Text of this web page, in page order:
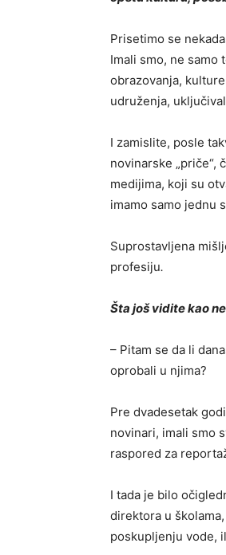
Prisetimo se
Imali smo, ne samo
obrazovanja,
udruženja,
I zamislite, posle
novinarske „priče“,
medijima, koji su
imamo samo jednu
Suprostavljena
profesiju.
Šta još vidite kao
– Pitam se da li
oprobali u njima?
Pre dvadesetak
novinari, imali smo
raspored za
I tada je bilo
direktora u
poskupljenju vode,